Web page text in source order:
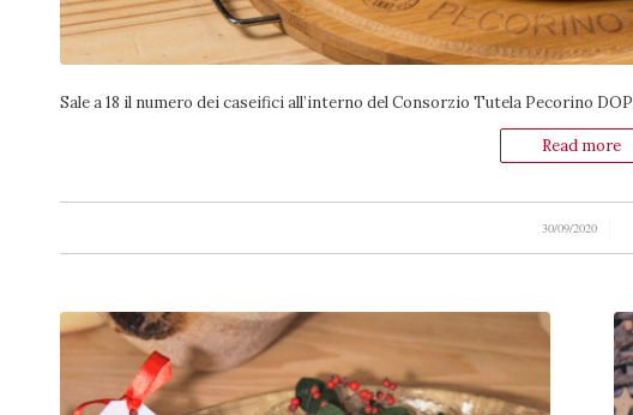
Sale a 18 il numero dei caseifici all’interno del Consorzio Tutela Pecorino DOP
Read more
30/09/2020